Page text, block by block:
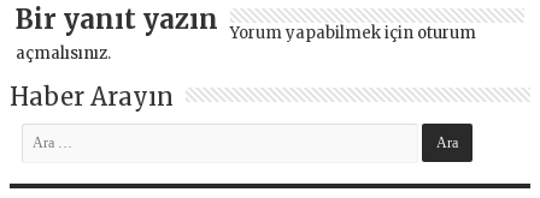
Bir yanıt yazın Yorum yapabilmek için oturum
açmalısınız.
Haber Arayın